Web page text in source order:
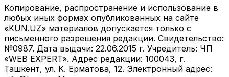
Копирование, распространение и использование в
любых иных формах опубликованных на сайте
«KUN.UZ» материалов допускается только с
письменного разрешения редакции. Свидетельство:
№0987. Дата выдачи: 22.06.2015 г. Учредитель: ЧП
«WEB EXPERT». Адрес редакции: 100043, г.
Ташкент, ул. К. Ерматова, 12. Электронный адрес: